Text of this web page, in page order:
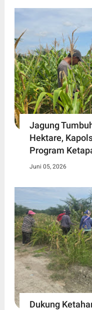
Jagung
Hektare,
Program
Juni 05, 2026
Dukung